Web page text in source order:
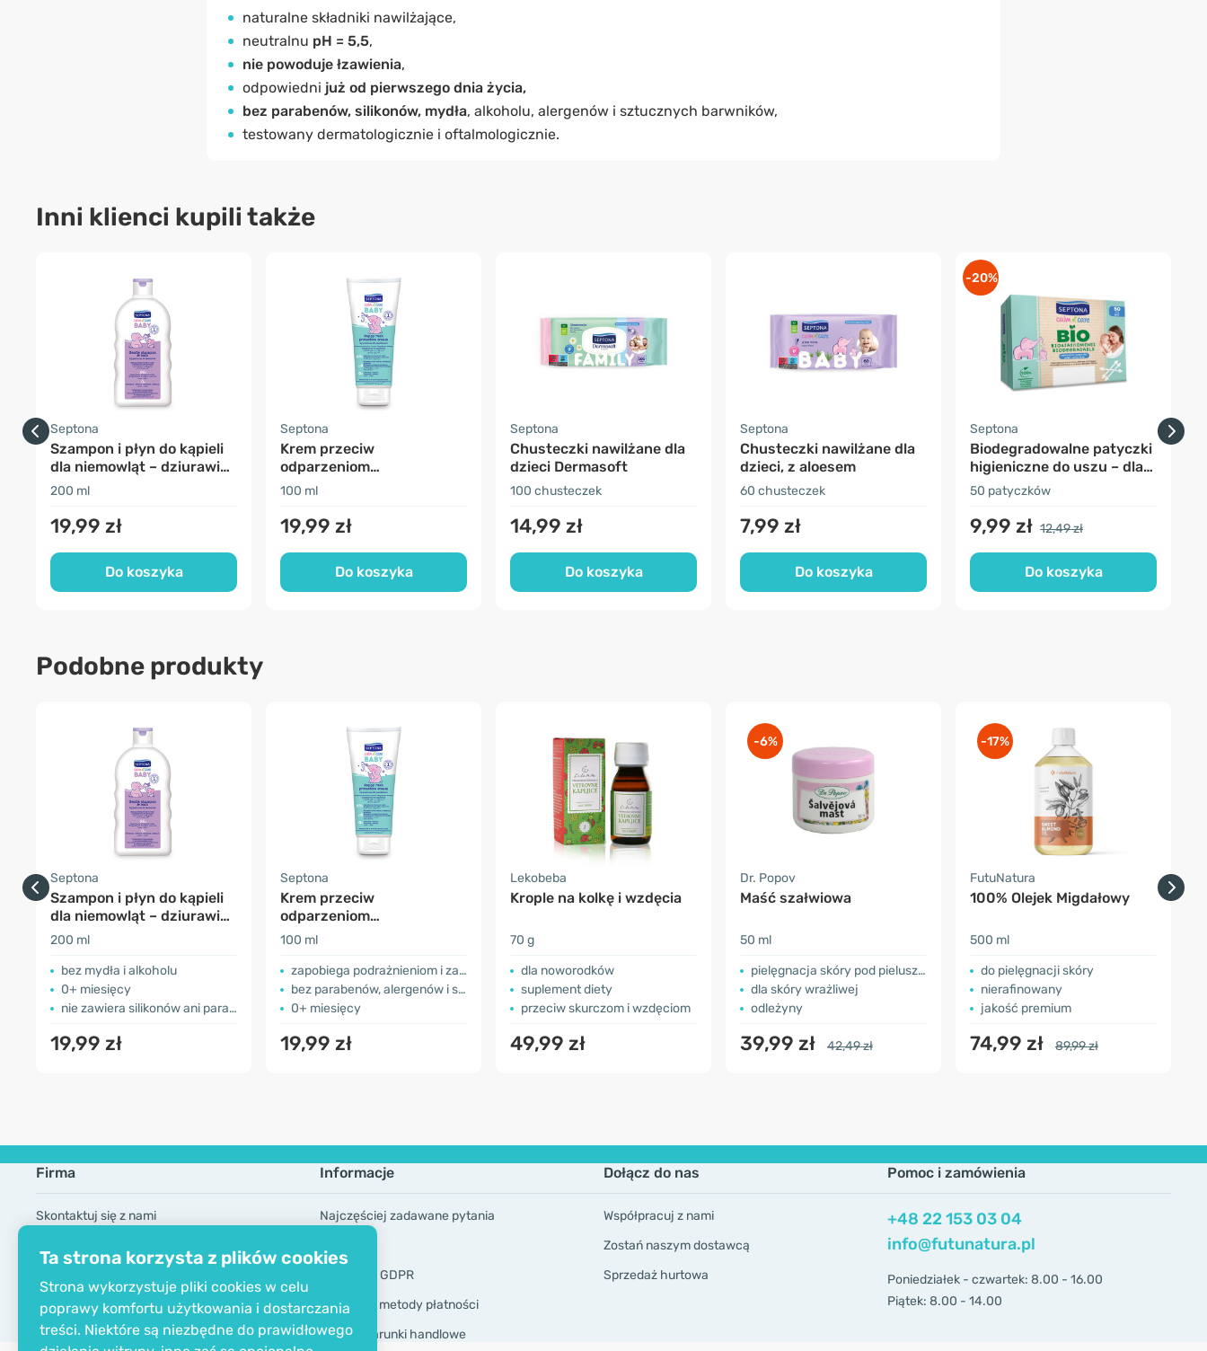
Ta strona korzysta z plików cookies
Strona wykorzystuje pliki cookies w celu
poprawy komfortu użytkowania i dostarczania
treści. Niektóre są niezbędne do prawidłowego
naturalne składniki nawilżające,
neutralnu pH = 5,5,
nie powoduje łzawienia,
odpowiedni już od pierwszego dnia życia,
bez parabenów, silikonów, mydła, alkoholu, alergenów i sztucznych barwników,
testowany dermatologicznie i oftalmologicznie.
Inni klienci kupili także
Septona
Szampon i płyn do kąpieli
dla niemowląt – dziurawiec
i lawenda
200 ml
19,99 zł
Do koszyka
Septona
Krem przeciw
odparzeniom
pieluszkowym -
B5
100 ml
19,99 zł
Do koszyka
Septona
Chusteczki nawilżane dla
dzieci Dermasoft
100 chusteczek
14,99 zł
Do koszyka
Septona
Chusteczki nawilżane dla
dzieci, z aloesem
60 chusteczek
7,99 zł
Do koszyka
-20%
Septona
Biodegradowalne patyczki
higieniczne do uszu – dla
niemowląt
50 patyczków
9,99 zł 12,49 zł
Do koszyka
Podobne produkty
Septona
Szampon i płyn do kąpieli
dla niemowląt – dziurawiec
i lawenda
200 ml
bez mydła i alkoholu
0+ miesięcy
nie zawiera silikonów ani parabenów
19,99 zł
Septona
Krem przeciw
odparzeniom
pieluszkowym -
B5
100 ml
zapobiega podrażnieniom i zaczerwienieniom
bez parabenów, alergenów i silikonów
0+ miesięcy
19,99 zł
Lekobeba
Krople na kolkę i wzdęcia
70 g
dla noworodków
suplement diety
przeciw skurczom i wzdęciom
49,99 zł
-6%
Dr. Popov
Maść szałwiowa
50 ml
pielęgnacja skóry pod pieluszką
dla skóry wrażliwej
odleżyny
39,99 zł 42,49 zł
-17%
FutuNatura
100% Olejek Migdałowy
500 ml
​do pielęgnacji skóry
nierafinowany
jakość premium
74,99 zł 89,99 zł
Firma
Skontaktuj się z nami
Informacje
Najczęściej zadawane pytania
Narzędzia GDPR
Dostawa i metody płatności
Ogólne warunki handlowe
Dołącz do nas
Współpracuj z nami
Zostań naszym dostawcą
Sprzedaż hurtowa
Pomoc i zamówienia
+48 22 153 03 04
info@futunatura.pl
Poniedziałek - czwartek: 8.00 - 16.00
Piątek: 8.00 - 14.00